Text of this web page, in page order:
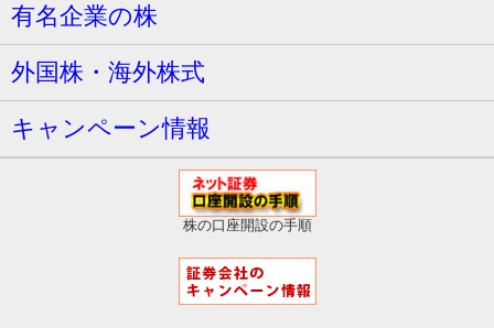
有名企業の株
外国株・海外株式
キャンペーン情報
株の口座開設の手順